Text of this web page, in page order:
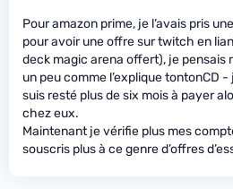
Pour amazon prime, je l’avais pris
pour avoir une offre sur twitch en
deck magic arena offert), je pensais
un peu comme l’explique tontonCD
suis resté plus de six mois à payer
chez eux.
Maintenant je vérifie plus mes
souscris plus à ce genre d’offres